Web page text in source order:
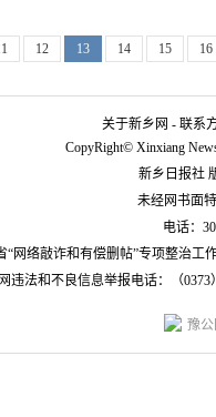
12 13 14 15 16
关于新乡网 - 联系
CopyRight©Xinxiang
新乡日报社
未经网书面
电话：
“网络敲诈和有偿删帖”专项整治工
违法和不良信息举报电话：（0373
豫公